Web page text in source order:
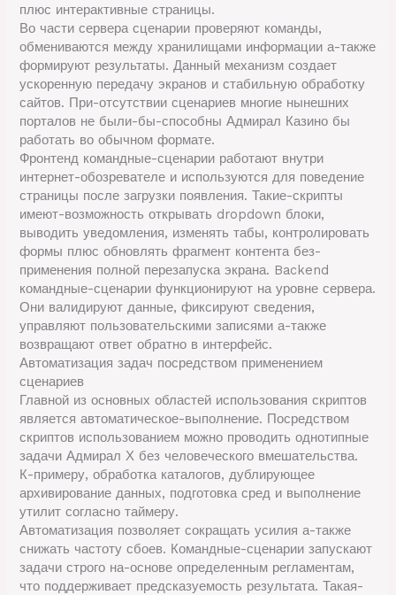
плюс интерактивные страницы.
Во части сервера сценарии проверяют команды,
обмениваются между хранилищами информации а-также
формируют результаты. Данный механизм создает
ускоренную передачу экранов и стабильную обработку
сайтов. При-отсутствии сценариев многие нынешних
порталов не были-бы-способны Адмирал Казино бы
работать во обычном формате.
Фронтенд командные-сценарии работают внутри
интернет-обозревателе и используются для поведение
страницы после загрузки появления. Такие-скрипты
имеют-возможность открывать dropdown блоки,
выводить уведомления, изменять табы, контролировать
формы плюс обновлять фрагмент контента без-
применения полной перезапуска экрана. Backend
командные-сценарии функционируют на уровне сервера.
Они валидируют данные, фиксируют сведения,
управляют пользовательскими записями а-также
возвращают ответ обратно в интерфейс.
Автоматизация задач посредством применением
сценариев
Главной из основных областей использования скриптов
является автоматическое-выполнение. Посредством
скриптов использованием можно проводить однотипные
задачи Адмирал Х без человеческого вмешательства.
К-примеру, обработка каталогов, дублирующее
архивирование данных, подготовка сред и выполнение
утилит согласно таймеру.
Автоматизация позволяет сокращать усилия а-также
снижать частоту сбоев. Командные-сценарии запускают
задачи строго на-основе определенным регламентам,
что поддерживает предсказуемость результата. Такая-